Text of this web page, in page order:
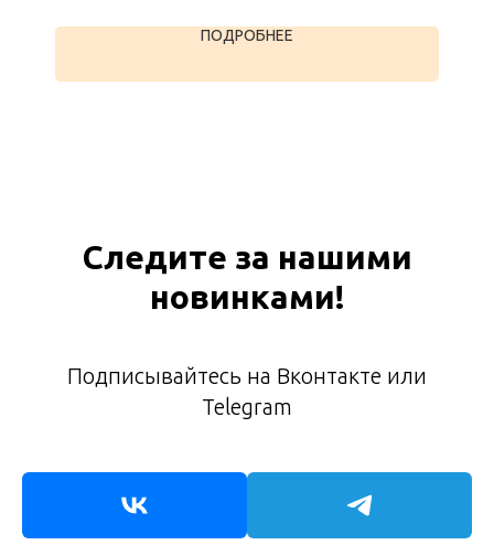
ПОДРОБНЕЕ
Следите за нашими
новинками!
Подписывайтесь на Вконтакте или
Telegram